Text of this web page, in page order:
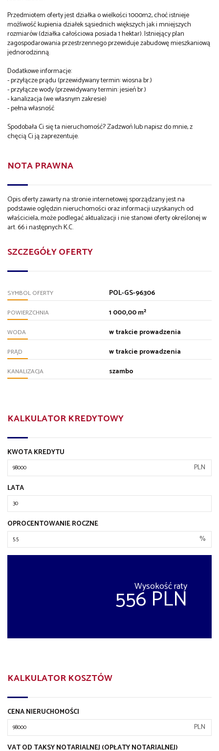
Przedmiotem oferty jest działka o wielkości 1000m2, choć istnieje
możliwość kupienia działek sąsiednich większych jak i mniejszych
rozmiarów (działka całościowa posiada 1 hektar). Istniejący plan
zagospodarowania przestrzennego przewiduje zabudowę mieszkaniową
jednorodzinną.
Dodatkowe informacje:
- przyłącze prądu (przewidywany termin: wiosna br.)
- przyłącze wody (przewidywany termin: jesień br.)
- kanalizacja (we własnym zakresie)
- pełna własność
Spodobała Ci się ta nieruchomość? Zadzwoń lub napisz do mnie, z
chęcią Ci ją zaprezentuje.
NOTA PRAWNA
Opis oferty zawarty na stronie internetowej sporządzany jest na
podstawie oględzin nieruchomości oraz informacji uzyskanych od
właściciela, może podlegać aktualizacji i nie stanowi oferty określonej w
art. 66 i następnych K.C.
SZCZEGÓŁY OFERTY
SYMBOL OFERTY POL-GS-96306
POWIERZCHNIA 1 000,00 m²
WODA w trakcie prowadzenia
PRĄD w trakcie prowadzenia
KANALIZACJA szambo
KALKULATOR KREDYTOWY
KWOTA KREDYTU
PLN
LATA
OPROCENTOWANIE ROCZNE
%
Wysokość raty
556 PLN
KALKULATOR KOSZTÓW
CENA NIERUCHOMOŚCI
PLN
VAT OD TAKSY NOTARIALNEJ (OPŁATY NOTARIALNEJ)